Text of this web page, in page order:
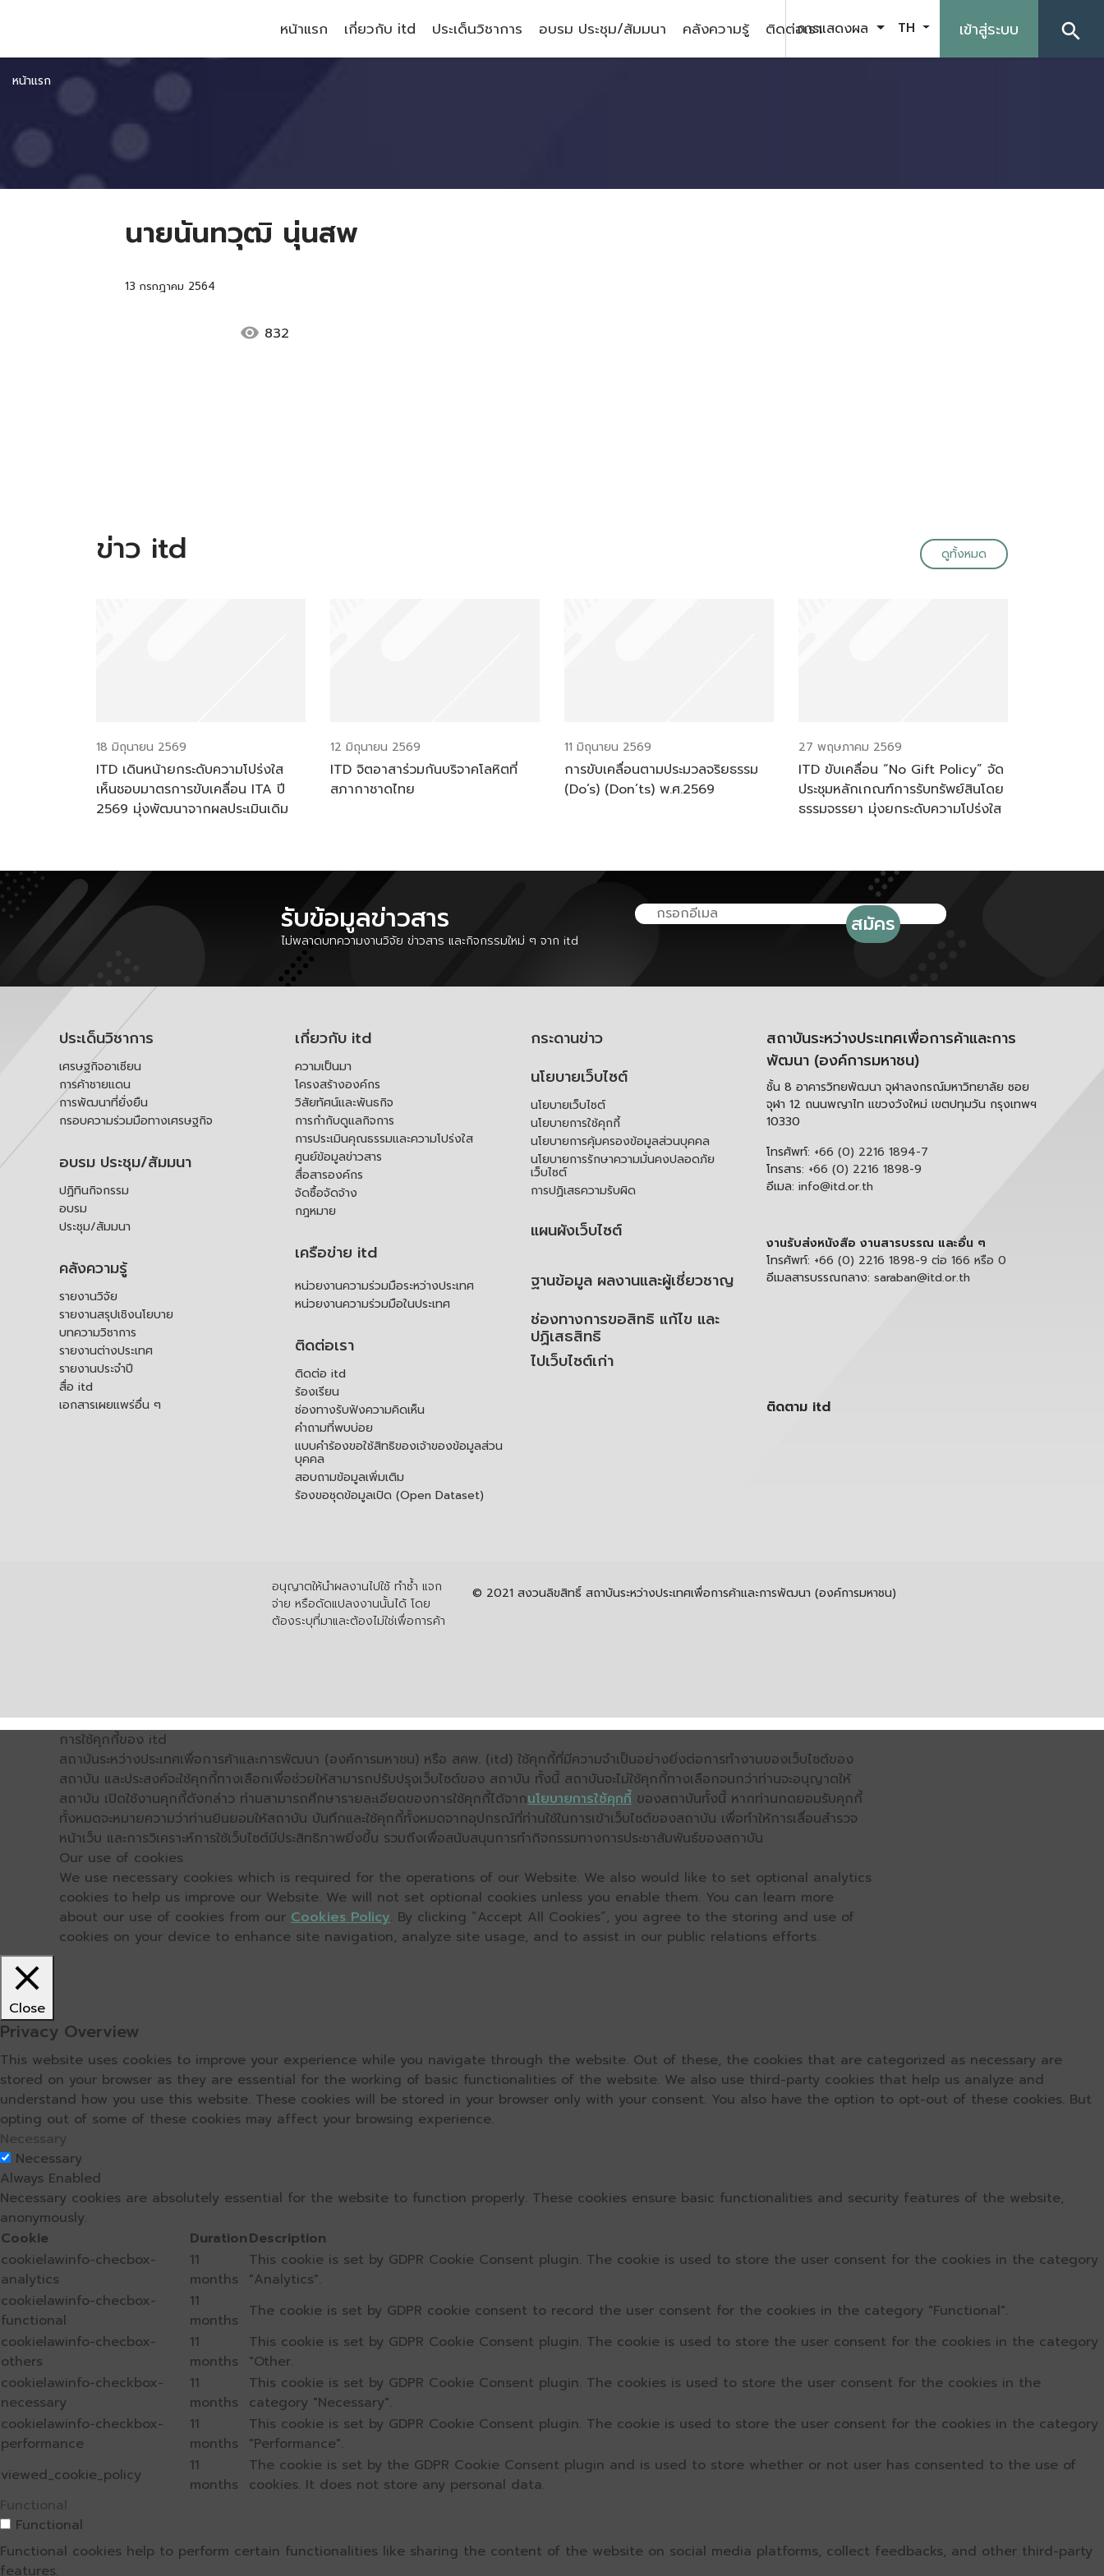
หน้าแรก เกี่ยวกับ itd ประเด็นวิชาการ อบรม ประชุม/สัมมนา คลังความรู้ ติดต่อเราการแสดงผล TH เข้าสู่ระบบ search
หน้าแรก
นายนันทวุฒิ นุ่นสพ
13 กรกฎาคม 2564
visibility 832
ข่าว itd ดูทั้งหมด
18 มิถุนายน 2569
ITD เดินหน้ายกระดับความโปร่งใส
เห็นชอบมาตรการขับเคลื่อน ITA ปี
2569 มุ่งพัฒนาจากผลประเมินเดิม
12 มิถุนายน 2569
ITD จิตอาสาร่วมกันบริจาคโลหิตที่
สภากาชาดไทย
11 มิถุนายน 2569
การขับเคลื่อนตามประมวลจริยธรรม
(Do’s) (Don’ts) พ.ศ.2569
27 พฤษภาคม 2569
ITD ขับเคลื่อน “No Gift Policy” จัด
ประชุมหลักเกณฑ์การรับทรัพย์สินโดย
ธรรมจรรยา มุ่งยกระดับความโปร่งใส
รับข้อมูลข่าวสาร
ไม่พลาดบทความงานวิจัย ข่าวสาร และกิจกรรมใหม่ ๆ จาก itd
ประเด็นวิชาการ
เศรษฐกิจอาเซียน
การค้าชายแดน
การพัฒนาที่ยั่งยืน
กรอบความร่วมมือทางเศรษฐกิจ
อบรม ประชุม/สัมมนา
ปฏิทินกิจกรรม
อบรม
ประชุม/สัมมนา
คลังความรู้
รายงานวิจัย
รายงานสรุปเชิงนโยบาย
บทความวิชาการ
รายงานต่างประเทศ
รายงานประจำปี
สื่อ itd
เอกสารเผยแพร่อื่น ๆ
เกี่ยวกับ itd
ความเป็นมา
โครงสร้างองค์กร
วิสัยทัศน์และพันธกิจ
การกำกับดูแลกิจการ
การประเมินคุณธรรมและความโปร่งใส
ศูนย์ข้อมูลข่าวสาร
สื่อสารองค์กร
จัดซื้อจัดจ้าง
กฎหมาย
เครือข่าย itd
หน่วยงานความร่วมมือระหว่างประเทศ
หน่วยงานความร่วมมือในประเทศ
ติดต่อเรา
ติดต่อ itd
ร้องเรียน
ช่องทางรับฟังความคิดเห็น
คำถามที่พบบ่อย
แบบคำร้องขอใช้สิทธิของเจ้าของข้อมูลส่วน
บุคคล
สอบถามข้อมูลเพิ่มเติม
ร้องขอชุดข้อมูลเปิด (Open Dataset)
กระดานข่าว
นโยบายเว็บไซต์
นโยบายเว็บไซต์
นโยบายการใช้คุกกี้
นโยบายการคุ้มครองข้อมูลส่วนบุคคล
นโยบายการรักษาความมั่นคงปลอดภัย
เว็บไซต์
การปฏิเสธความรับผิด
แผนผังเว็บไซต์
ฐานข้อมูล ผลงานและผู้เชี่ยวชาญ
ช่องทางการขอสิทธิ แก้ไข และ
ปฏิเสธสิทธิ
ไปเว็บไซต์เก่า
สถาบันระหว่างประเทศเพื่อการค้าและการ
พัฒนา (องค์การมหาชน)
ชั้น 8 อาคารวิทยพัฒนา จุฬาลงกรณ์มหาวิทยาลัย ซอย
จุฬา 12 ถนนพญาไท แขวงวังใหม่ เขตปทุมวัน กรุงเทพฯ
10330
โทรศัพท์: +66 (0) 2216 1894-7
โทรสาร: +66 (0) 2216 1898-9
อีเมล: info@itd.or.th
งานรับส่งหนังสือ งานสารบรรณ และอื่น ๆ
โทรศัพท์: +66 (0) 2216 1898-9 ต่อ 166 หรือ 0
อีเมลสารบรรณกลาง: saraban@itd.or.th
ติดตาม itd
อนุญาตให้นำผลงานไปใช้ ทำซ้ำ แจก
จ่าย หรือดัดแปลงงานนั้นได้ โดย
ต้องระบุที่มาและต้องไม่ใช่เพื่อการค้า
© 2021 สงวนลิขสิทธิ์ สถาบันระหว่างประเทศเพื่อการค้าและการพัฒนา (องค์การมหาชน)
การใช้คุกกี้ของ itd
สถาบันระหว่างประเทศเพื่อการค้าและการพัฒนา (องค์การมหาชน) หรือ สคพ. (itd) ใช้คุกกี้ที่มีความจำเป็นอย่างยิ่งต่อการทำงานของเว็บไซต์ของ
สถาบัน และประสงค์จะใช้คุกกี้ทางเลือกเพื่อช่วยให้สามารถปรับปรุงเว็บไซต์ของ สถาบัน ทั้งนี้ สถาบันจะไม่ใช้คุกกี้ทางเลือกจนกว่าท่านจะอนุญาตให้
สถาบัน เปิดใช้งานคุกกี้ดังกล่าว ท่านสามารถศึกษารายละเอียดของการใช้คุกกี้ได้จากนโยบายการใช้คุกกี้ ของสถาบันทั้งนี้ หากท่านกดยอมรับคุกกี้
ทั้งหมดจะหมายความว่าท่านยินยอมให้สถาบัน บันทึกและใช้คุกกี้ทั้งหมดจากอุปกรณ์ที่ท่านใช้ในการเข้าเว็บไซต์ของสถาบัน เพื่อทำให้การเลื่อนสำรวจ
หน้าเว็บ และการวิเคราะห์การใช้เว็บไซต์มีประสิทธิภาพยิ่งขึ้น รวมถึงเพื่อสนับสนุนการทำกิจกรรมทางการประชาสัมพันธ์ของสถาบัน
Our use of cookies
We use necessary cookies which is required for the operations of our Website. We also would like to set optional analytics
cookies to help us improve our Website. We will not set optional cookies unless you enable them. You can learn more
about our use of cookies from our Cookies Policy. By clicking “Accept All Cookies”, you agree to the storing and use of
cookies on your device to enhance site navigation, analyze site usage, and to assist in our public relations efforts.
Close
Privacy Overview
This website uses cookies to improve your experience while you navigate through the website. Out of these, the cookies that are categorized as necessary are
stored on your browser as they are essential for the working of basic functionalities of the website. We also use third-party cookies that help us analyze and
understand how you use this website. These cookies will be stored in your browser only with your consent. You also have the option to opt-out of these cookies. But
opting out of some of these cookies may affect your browsing experience.
Necessary
Necessary
Always Enabled
Necessary cookies are absolutely essential for the website to function properly. These cookies ensure basic functionalities and security features of the website,
anonymously.
Cookie
DurationDescription
cookielawinfo-checbox-
analytics
11
months
This cookie is set by GDPR Cookie Consent plugin. The cookie is used to store the user consent for the cookies in the category
"Analytics".
cookielawinfo-checbox-
functional
11
months
The cookie is set by GDPR cookie consent to record the user consent for the cookies in the category "Functional".
cookielawinfo-checbox-
others
11
months
This cookie is set by GDPR Cookie Consent plugin. The cookie is used to store the user consent for the cookies in the category
"Other.
cookielawinfo-checkbox-
necessary
11
months
This cookie is set by GDPR Cookie Consent plugin. The cookies is used to store the user consent for the cookies in the
category "Necessary".
cookielawinfo-checkbox-
performance
11
months
This cookie is set by GDPR Cookie Consent plugin. The cookie is used to store the user consent for the cookies in the category
"Performance".
viewed_cookie_policy
11
months
The cookie is set by the GDPR Cookie Consent plugin and is used to store whether or not user has consented to the use of
cookies. It does not store any personal data.
Functional
Functional
Functional cookies help to perform certain functionalities like sharing the content of the website on social media platforms, collect feedbacks, and other third-party
features.